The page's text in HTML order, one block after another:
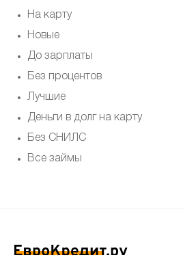
На карту
Новые
До зарплаты
Без процентов
Лучшие
Деньги в долг на карту
Без СНИЛС
Все займы